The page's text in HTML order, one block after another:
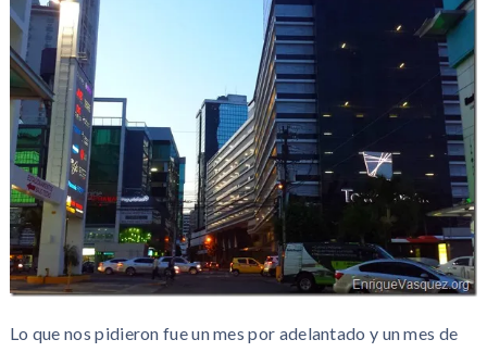
Lo que nos pidieron fue un mes por adelantado y un mes de